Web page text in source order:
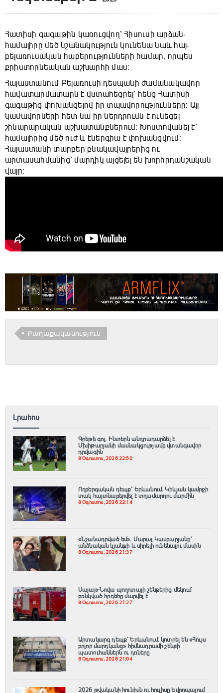
Հատիսի գագաթին կառուցվող՝ Հիսուսի արձան-
համալիրը մեծ նշանակություն կունենա նաև հայ-
բելառուսական հաբերությունների համար, որպես
քրիստորնեական աշխարհի մաս:
Հայաստանում Բելառուսի դեսպանի ժամանակավոր
հավատարմատարն է վստահեցրել՝ հենց Հատիսի
գագաթից փոխանցելով իր տպավորությունները: Այլ
կամավորների հետ նա իր ներդրումն է ունեցել
շինարարական աշխատանքներում: Խոստովանել է՝
համալիրից մեծ ուժ և էներգիա է փոխանցվում:
Հայաստանի տարբեր բնակավայրերից ու
արտասահմանից՝ մարդիկ այցելել են խորհրդանշական
վայր:
Քաղաքականություն
Լրահոս
Գրեթե գոլ. Ինտերն անդրադարձել է
Մխիթարյանի մասնակցությամբ վտանգավոր
դրվագին
8 Օգոստոս, 2026 22:50
Ողբերգական դեպք՝ Երևանում․ Կիևյան կամրջի
տակ հայտնաբերվել է տղամարդու մարմին
8 Օգոստոս, 2026 22:14
«Նշանադրված եմ». Մարալ Կասբարյանը՝
անձնական կյանքի և սիրելի ունենալու մասին
8 Օգոստոս, 2026 21:37
Սայաթ-Նովա պողոտայի շենքերից մեկում
բռնկված հրդեհը մարվել է
8 Օգոստոս, 2026 21:27
Արտակարգ դեպք՝ Երևանում․ կոտրել են «Հույս
բոլոր մարդկանց» հիմնադրամի շենքի
պատուհաններն ու դռները
8 Օգոստոս, 2026 21:04
2026 թվականի հունիսն ու հուլիսը Եվրոպայում